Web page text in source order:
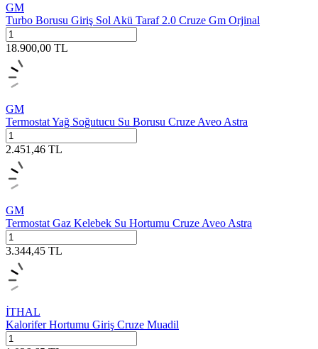
GM
Turbo Borusu Giriş Sol Akü Taraf 2.0 Cruze Gm Orjinal
18.900,00 TL
GM
Termostat Yağ Soğutucu Su Borusu Cruze Aveo Astra
2.451,46 TL
GM
Termostat Gaz Kelebek Su Hortumu Cruze Aveo Astra
3.344,45 TL
İTHAL
Kalorifer Hortumu Giriş Cruze Muadil